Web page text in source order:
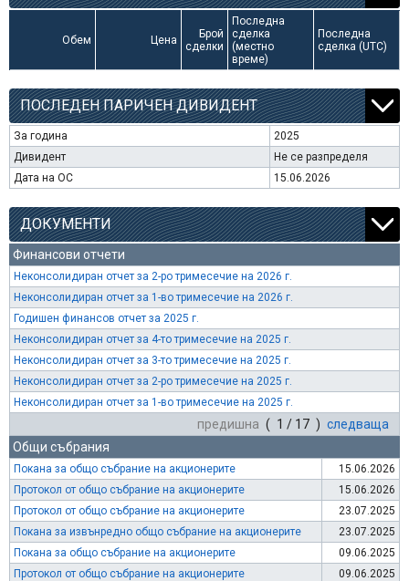
Обем Цена
Брой
сделки
Последна
сделка
(местно
време)
Последна
сделка (UTC)
ПОСЛЕДЕН ПАРИЧЕН ДИВИДЕНТ
За година
2025
Дивидент
Не се разпределя
Дата на ОС
15.06.2026
ДОКУМЕНТИ
Финансови отчети
Неконсолидиран отчет за 2-ро тримесечие на 2026 г.
Неконсолидиран отчет за 1-во тримесечие на 2026 г.
Годишен финансов отчет за 2025 г.
Неконсолидиран отчет за 4-то тримесечие на 2025 г.
Неконсолидиран отчет за 3-то тримесечие на 2025 г.
Неконсолидиран отчет за 2-ро тримесечие на 2025 г.
Неконсолидиран отчет за 1-во тримесечие на 2025 г.
предишна ( 1 / 17 ) следваща
Общи събрания
Покана за общо събрание на акционерите
15.06.2026
Протокол от общо събрание на акционерите
15.06.2026
Протокол от общо събрание на акционерите
23.07.2025
Покана за извънредно общо събрание на акционерите
23.07.2025
Покана за общо събрание на акционерите
09.06.2025
Протокол от общо събрание на акционерите
09.06.2025